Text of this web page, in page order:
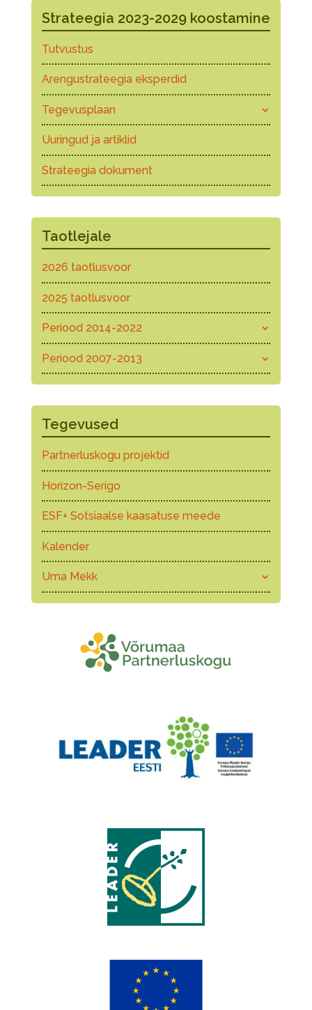
Strateegia 2023-2029 koostamine
Tutvustus
Arengustrateegia eksperdid
Tegevusplaan
Uuringud ja artiklid
Strateegia dokument
Taotlejale
2026 taotlusvoor
2025 taotlusvoor
Periood 2014-2022
Periood 2007-2013
Tegevused
Partnerluskogu projektid
Horizon-Serigo
ESF+ Sotsiaalse kaasatuse meede
Kalender
Uma Mekk